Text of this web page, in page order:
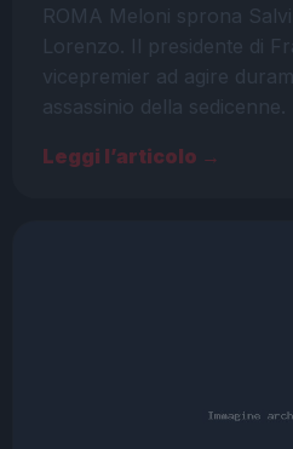
ROMA Meloni sprona
Lorenzo. Il presidente di
vicepremier ad agire
assassinio della
Leggi l’articolo →